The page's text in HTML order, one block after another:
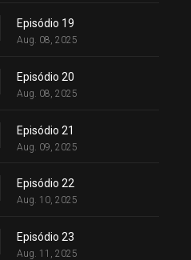
Episódio 19
Aug. 08, 2025
Episódio 20
Aug. 08, 2025
Episódio 21
Aug. 09, 2025
Episódio 22
Aug. 10, 2025
Episódio 23
Aug. 11, 2025